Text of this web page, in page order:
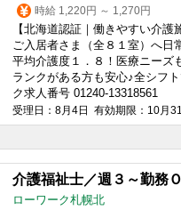
時給 1,220円 ～ 1,270円
【北海道認証｜働きやすい介護
ご入居者さま（全８１室）へ
平均介護度１．８！医療ニーズ
ランクがある方も安心♪全シフ
ク求人番号 01240-13318561
受理日：8月4日 有効期限：10月
介護福祉士／週３～勤務
ローワーク札幌北